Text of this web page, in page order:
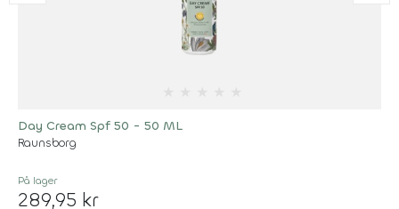
Day Cream Spf 50 - 50 ML
Raunsborg
På lager
289,95 kr